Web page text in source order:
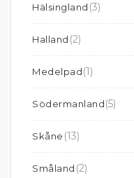
Hälsingland (3)
Halland (2)
Medelpad(1)
Södermanland(5)
Skåne (13)
Småland (2)